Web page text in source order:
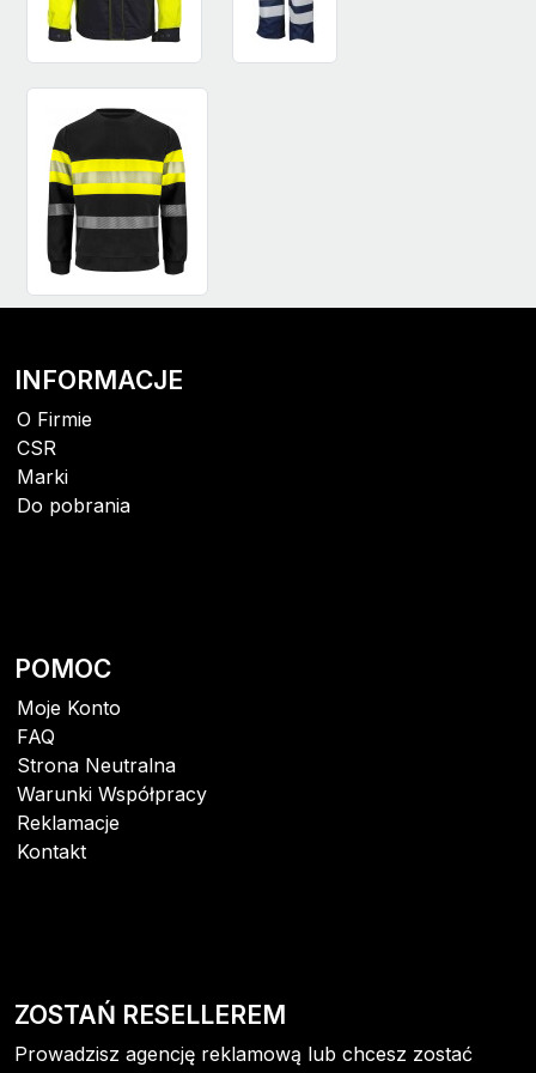
INFORMACJE
O Firmie
CSR
Marki
Do pobrania
POMOC
Moje Konto
FAQ
Strona Neutralna
Warunki Współpracy
Reklamacje
Kontakt
ZOSTAŃ RESELLEREM
Prowadzisz agencję reklamową lub chcesz zostać